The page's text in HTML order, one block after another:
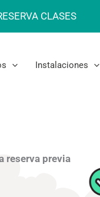
CLASES
Instalaciones
reserva previa